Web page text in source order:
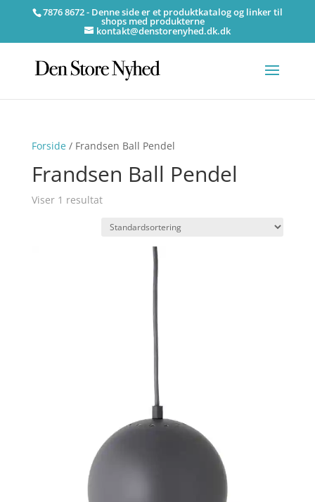
7876 8672 - Denne side er et produktkatalog og linker til
shops med produkterne
kontakt@denstorenyhed.dk.dk
Forside/ Frandsen Ball Pendel
Frandsen Ball Pendel
Viser 1 resultat